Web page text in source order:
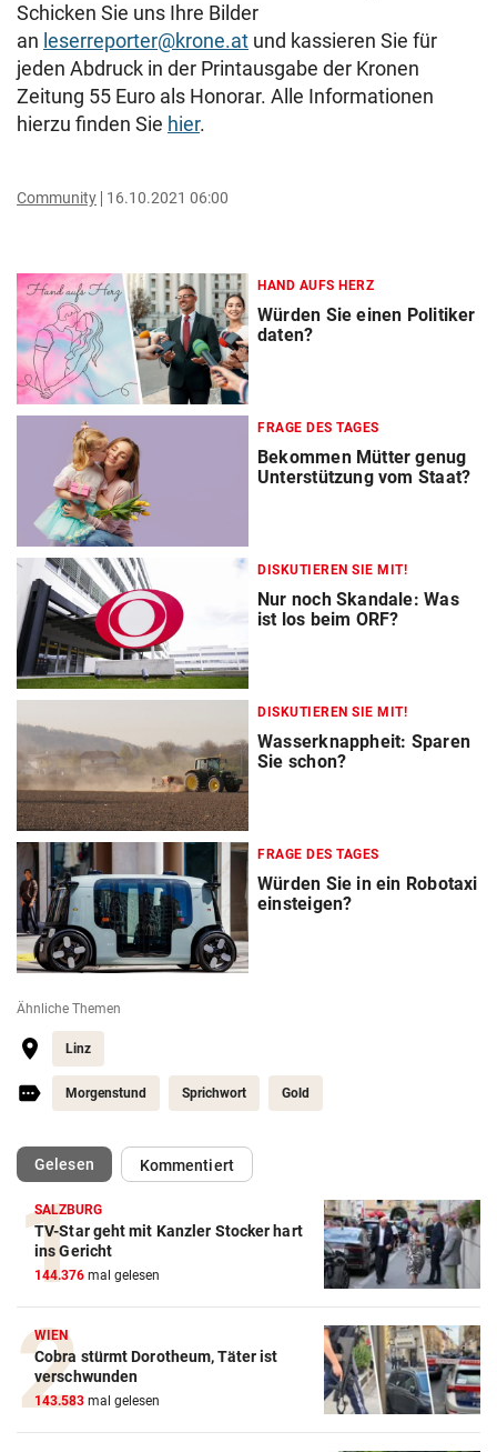
Schicken Sie uns Ihre Bilder
an leserreporter@krone.at und kassieren Sie für
jeden Abdruck in der Printausgabe der Kronen
Zeitung 55 Euro als Honorar. Alle Informationen
hierzu finden Sie hier.
Community 16.10.2021 06:00
HAND AUFS HERZ
Würden Sie einen Politiker
daten?
FRAGE DES TAGES
Bekommen Mütter genug
Unterstützung vom Staat?
DISKUTIEREN SIE MIT!
Nur noch Skandale: Was
ist los beim ORF?
DISKUTIEREN SIE MIT!
Wasserknappheit: Sparen
Sie schon?
FRAGE DES TAGES
Würden Sie in ein Robotaxi
einsteigen?
Ähnliche Themen
Linz
Morgenstund Sprichwort Gold
Gelesen(ausgewählt)Kommentiert
SALZBURG
TV-Star geht mit Kanzler Stocker hart
ins Gericht
144.376 mal gelesen
WIEN
Cobra stürmt Dorotheum, Täter ist
verschwunden
143.583 mal gelesen